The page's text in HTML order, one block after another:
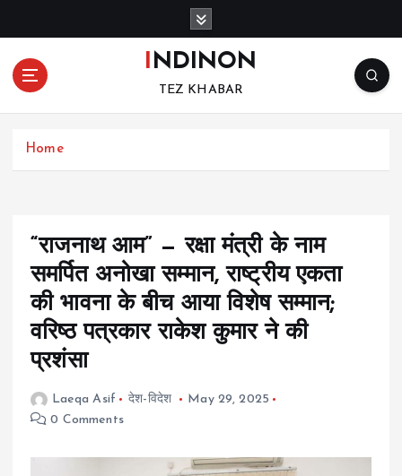
o
INDINON
TEZ KHABAR
Home
“राजनाथ आम” — रक्षा मंत्री के नाम
समर्पित अनोखा सम्मान, राष्ट्रीय एकता
की भावना के बीच आया विशेष सम्मान;
वरिष्ठ पत्रकार राकेश कुमार ने की
प्रशंसा
Laeqa Asif देश-विदेश
May 29, 2025
0 Comments